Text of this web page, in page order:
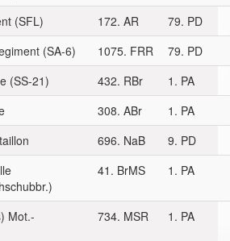
(SFL)
172. AR
79. PD
(SA-6)
1075. FRR
79. PD
(SS-21)
432. RBr
1. PA
308. ABr
1. PA
696. NaB
9. PD
41. BrMS 1. PA
Mot.-
734. MSR 1. PA